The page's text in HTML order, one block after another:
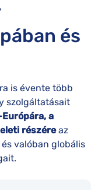
és
is évente több
szolgáltatásait
a
részéreaz
valóban globális